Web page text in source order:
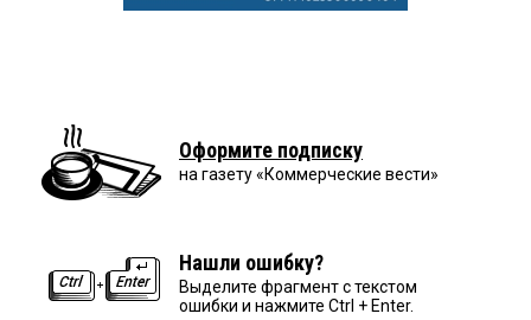
Оформите подписку
на газету «Коммерческие вести»
Нашли ошибку?
Выделите фрагмент с текстом
ошибки и нажмите Ctrl + Enter.